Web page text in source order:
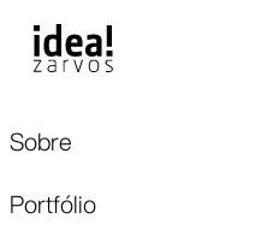
Sobre
Portfólio